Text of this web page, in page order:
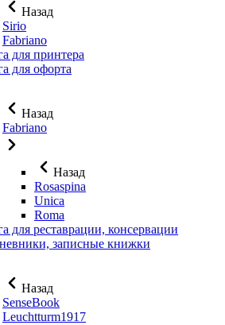
Назад
Sirio
Fabriano
для принтера
для офорта
Назад
Fabriano
Назад
Rosaspina
Unica
Roma
для реставрации, консервации
записные книжки
Назад
SenseBook
Leuchtturm1917